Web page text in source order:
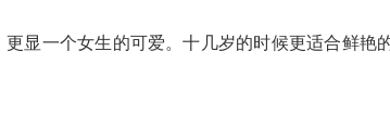
显一个女生的可爱。十几岁的时候更适合鲜艳